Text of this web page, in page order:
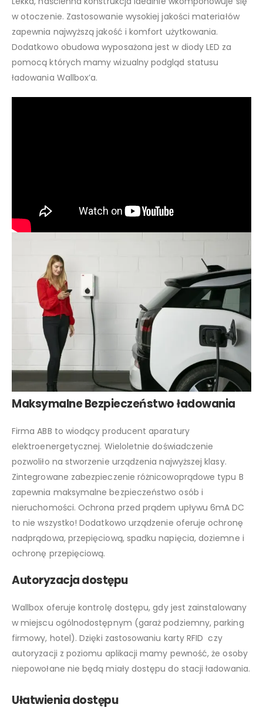
w otoczenie. Zastosowanie wysokiej jakości materiałów
zapewnia najwyższą jakość i komfort użytkowania.
Dodatkowo obudowa wyposażona jest w diody LED za
pomocą których mamy wizualny podgląd statusu
ładowania Wallbox’a.
Maksymalne Bezpieczeństwo ładowania
Firma ABB to wiodący producent aparatury
elektroenergetycznej. Wieloletnie doświadczenie
pozwoliło na stworzenie urządzenia najwyższej klasy.
Zintegrowane zabezpieczenie różnicowoprądowe typu B
zapewnia maksymalne bezpieczeństwo osób i
nieruchomości. Ochrona przed prądem upływu 6mA DC
to nie wszystko! Dodatkowo urządzenie oferuje ochronę
nadprądowa, przepięciową, spadku napięcia, doziemne i
ochronę przepięciową.
Autoryzacja dostępu
Wallbox oferuje kontrolę dostępu, gdy jest zainstalowany
w miejscu ogólnodostępnym (garaż podziemny, parking
firmowy, hotel). Dzięki zastosowaniu karty RFID czy
autoryzacji z poziomu aplikacji mamy pewność, że osoby
niepowołane nie będą miały dostępu do stacji ładowania.
Ułatwienia dostępu